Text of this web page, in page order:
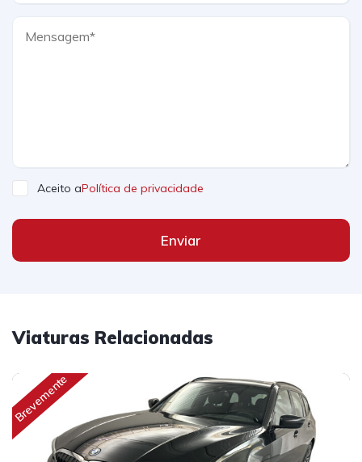
Aceito aPolítica de privacidade
Enviar
Viaturas Relacionadas
Brevemente